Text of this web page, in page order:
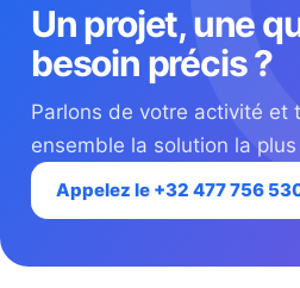
Un projet, une
besoin précis ?
Parlons de votre activité et
ensemble la solution la
Appelez le +32 477 756